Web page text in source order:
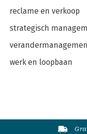
Trefwoordenregister 183
reclame en verkoop
strategisch
werk en loopbaan